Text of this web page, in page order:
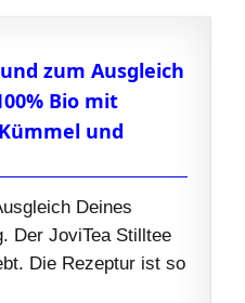
zum Ausgleich
Bio mit
und
Deines
Der JoviTea Stilltee
Die Rezeptur ist so